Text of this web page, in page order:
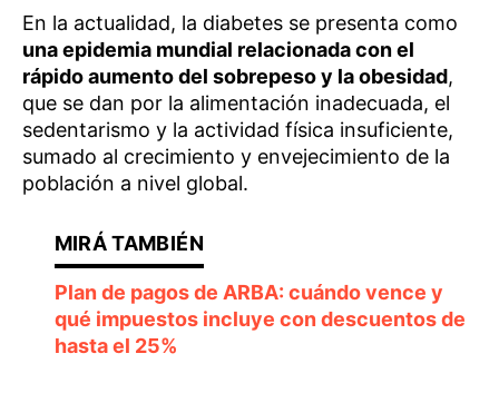
En la actualidad, la diabetes se presenta como
una epidemia mundial relacionada con el
rápido aumento del sobrepeso y la obesidad,
que se dan por la alimentación inadecuada, el
sedentarismo y la actividad física insuficiente,
sumado al crecimiento y envejecimiento de la
población a nivel global.
Plan de pagos de ARBA: cuándo vence y
qué impuestos incluye con descuentos de
hasta el 25%